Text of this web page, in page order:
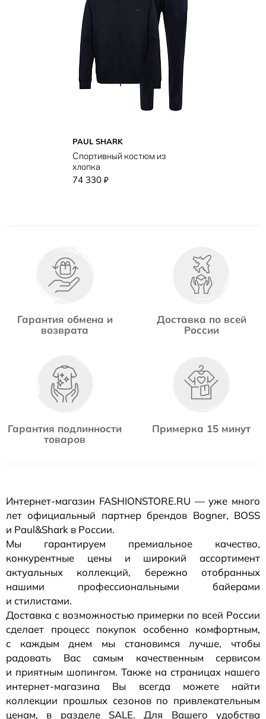
PAUL SHARK
Спортивный костюм из
хлопка
74 330 ₽
Гарантия обмена и
возврата
Доставка по всей
России
Гарантия подлинности
товаров
Примерка 15 минут
Интернет-магазин FASHIONSTORE.RU — уже много
лет официальный партнер брендов Bogner, BOSS
и Paul&Shark в России.
Мы гарантируем премиальное качество,
конкурентные цены и широкий ассортимент
актуальных коллекций, бережно отобранных
нашими профессиональными байерами
и стилистами.
Доставка с возможностью примерки по всей России
сделает процесс покупок особенно комфортным,
с каждым днем мы становимся лучше, чтобы
радовать Вас самым качественным сервисом
и приятным шопингом. Также на страницах нашего
интернет-магазина Вы всегда можете найти
коллекции прошлых сезонов по привлекательным
ценам, в разделе SALE. Для Вашего удобства